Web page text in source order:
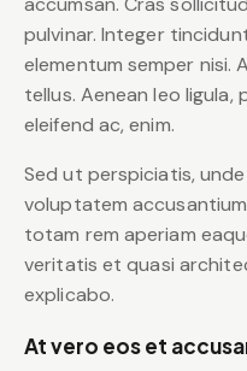
pulvinar. Integer
elementum semper nisi.
tellus. Aenean leo
eleifend ac, enim.
Sed ut perspiciatis,
voluptatem
totam rem aperiam
veritatis et quasi
explicabo.
At vero eos et